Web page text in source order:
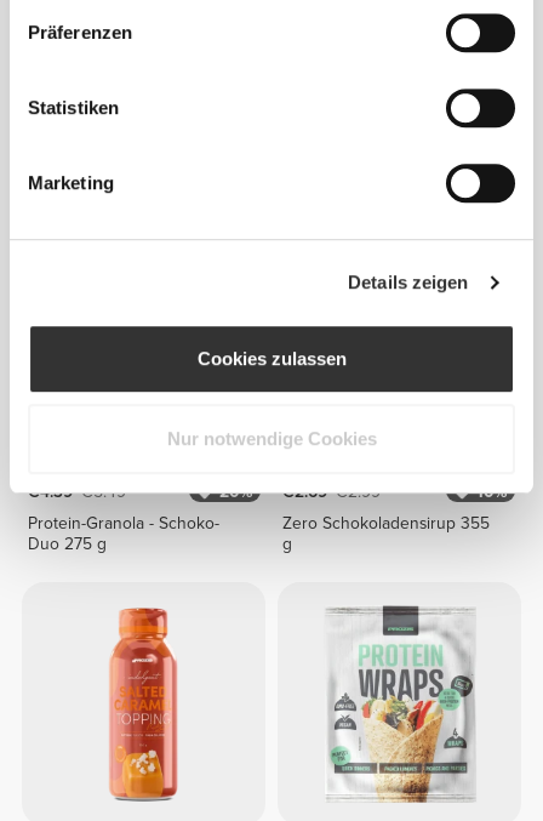
Präferenzen
Statistiken
Marketing
Details zeigen
Cookies zulassen
Nur notwendige Cookies
H2O Burn - 8 sticks
Zero Teriyakisauce 355 g
€4.39 €5.49
20%
Protein-Granola - Schoko-
Duo 275 g
€2.69 €2.99
10%
Zero Schokoladensirup 355
g